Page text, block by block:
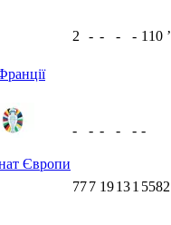
2 - - - - 110 ʼ
Європи
- - - - - -
777 19131